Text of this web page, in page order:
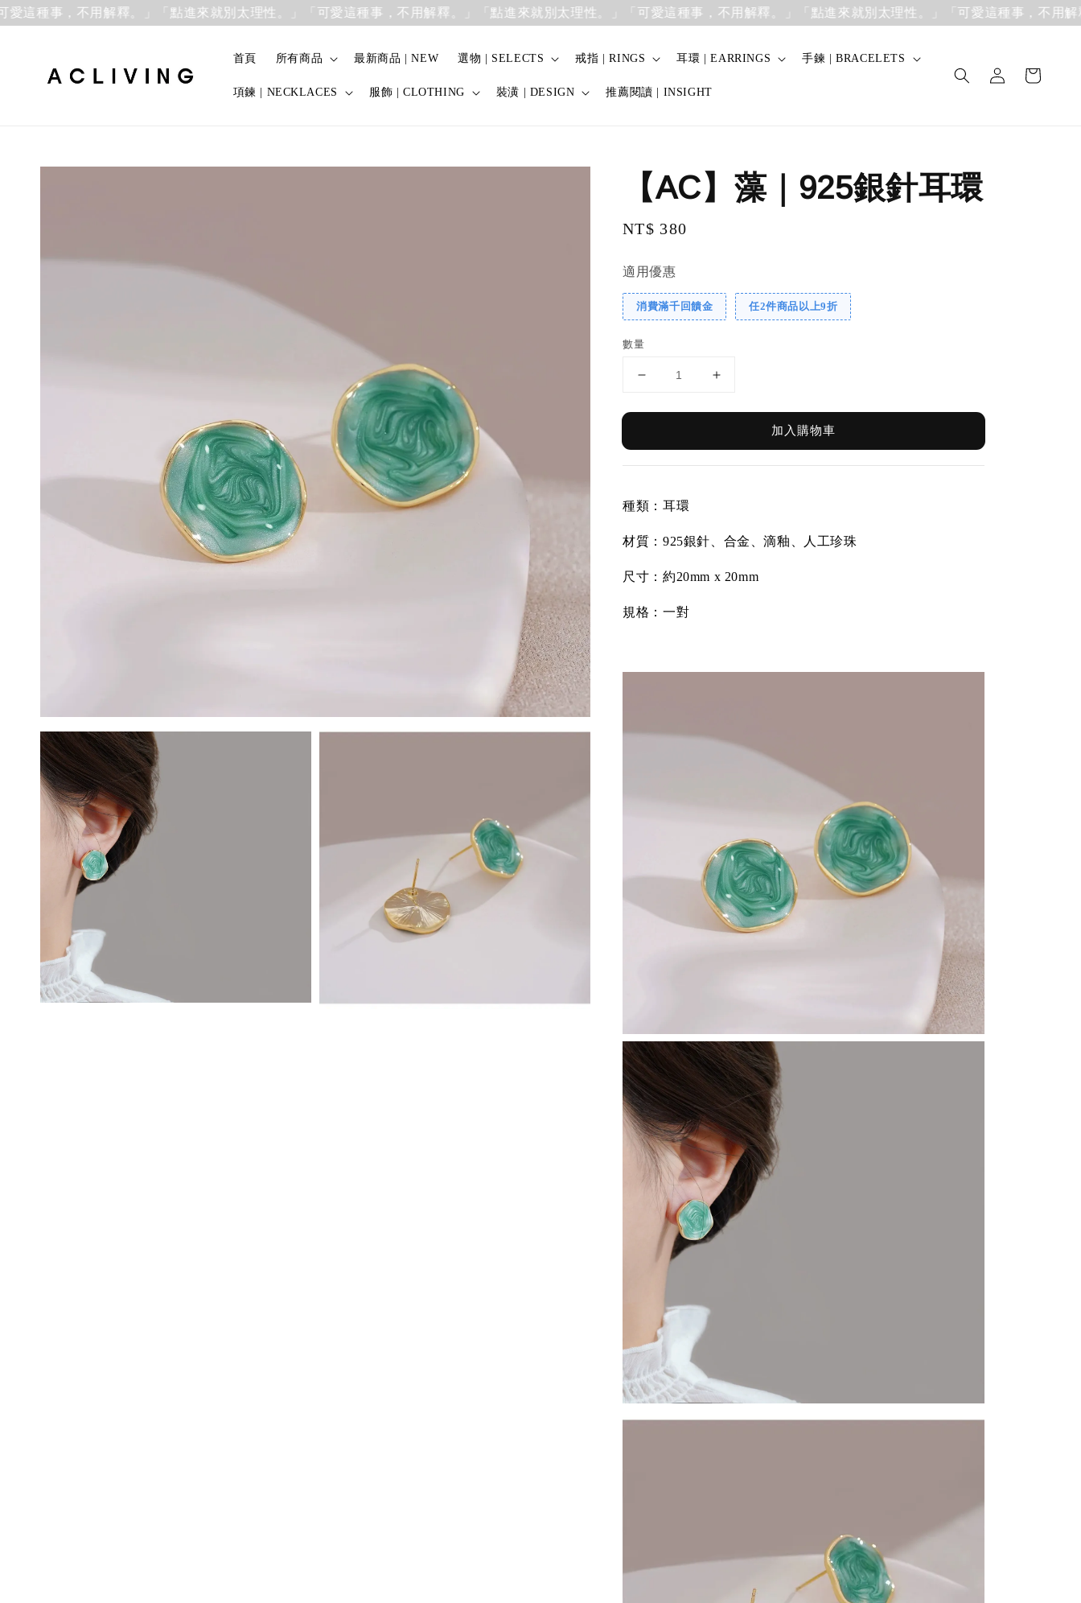
種事，不用解釋。」「點進來就別太理性。」「可愛這種事，不用解釋。」「點進來就別太理性。」「可愛這種事，不用解釋。」「點進來就別太理性。」「可愛這種事，不用解釋。
首頁 所有商品 最新商品 | NEW 選物 | SELECTS 戒指 | RINGS 耳環 | EARRINGS 手鍊 | BRACELETS
項鍊 | NECKLACES 服飾 | CLOTHING 裝潢 | DESIGN 推薦閱讀 | INSIGHT
【AC】藻｜925銀針耳環
Regular
NT$ 380
適用優惠
消費滿千回饋金 任2件商品以上9折
數量
加入購物車
種類：耳環
材質： 925銀針、合金、滴釉、人工珍珠
尺寸：約20mm x 20mm
規格：一對